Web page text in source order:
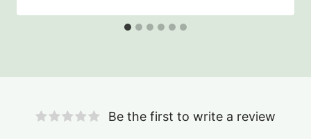
Be the first to write a review